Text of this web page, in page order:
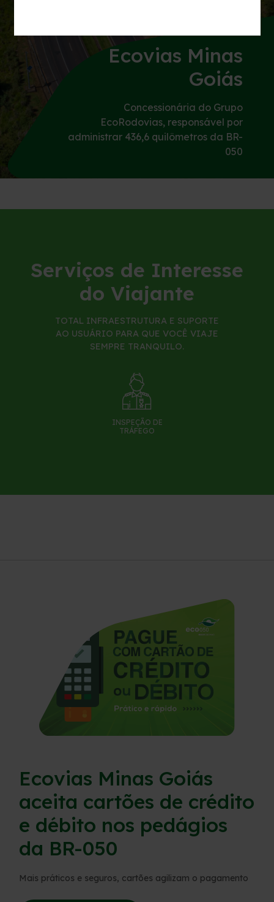
Tarifas de Pedágio
Agenda de Obras
Histórico de obras
Serviço de Atendimento ao Usuário - SAU
Combate a Focos de Incêndio
Compromisso de Regularização Ambiental
Política de Sustentabilidade
Mapa da via
Ressarcimento
Dúvidas
Fornecedores
Trabalhe Conosco
Ecovias Minas
Goiás
Concessionária do Grupo
EcoRodovias, responsável por
administrar 436,6 quilômetros da BR-
050
Serviços de Interesse
do Viajante
TOTAL INFRAESTRUTURA E SUPORTE
AO USUÁRIO PARA QUE VOCÊ VIAJE
SEMPRE TRANQUILO.
INSPEÇÃO DE
TRÁFEGO
Ecovias Minas Goiás
aceita cartões de crédito
e débito nos pedágios
da BR-050
Mais práticos e seguros, cartões agilizam o pagamento